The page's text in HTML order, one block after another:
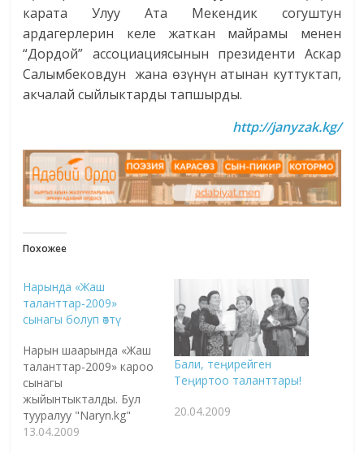
карата Улуу Ата Мекендик согуштун
ардагерлерин келе жаткан майрамы менен
“Дордой” ассоциациясынын президенти Аскар
Салымбековдун жана өзүнүн атынан куттуктап,
акчалай сыйлыктарды тапшырды.
http://janyzak.kg/
Похожее
Нарында «Жаш
таланттар-2009»
сынагы болуп өттү
Нарын шаарында «Жаш
таланттар-2009» кароо
сынагы
жыйынтыкталды. Бул
тууралуу "Naryn.kg"
медиа борборунун
13.04.2009
Бали, теңирейген
Теңиртоо таланттары!
20.04.2009